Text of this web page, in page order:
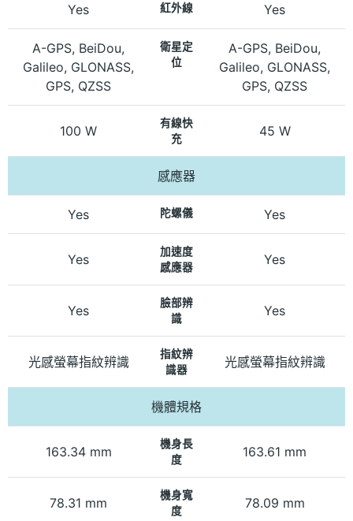
Yes 紅外線 Yes
A-GPS, BeiDou,
Galileo, GLONASS,
GPS, QZSS
衛星定
位
A-GPS, BeiDou,
Galileo, GLONASS,
GPS, QZSS
100 W
有線快
充
45 W
感應器
Yes 陀螺儀 Yes
Yes
加速度
感應器
Yes
Yes
臉部辨
識
Yes
光感螢幕指紋辨識
指紋辨
識器
光感螢幕指紋辨識
機體規格
163.34 mm
機身長
度
163.61 mm
78.31 mm
機身寬
度
78.09 mm